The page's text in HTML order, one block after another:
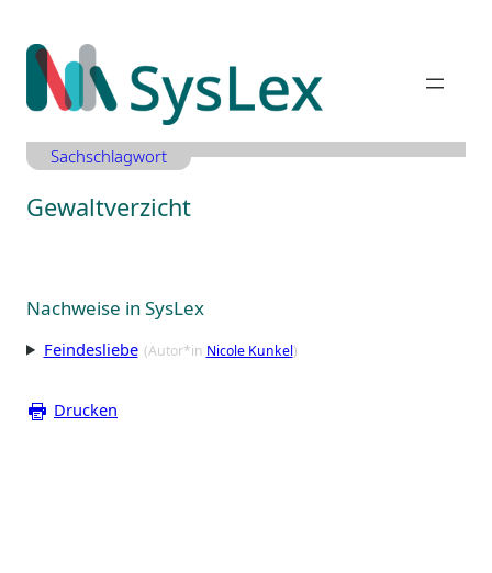
Inhalt
springen
Sachschlagwort
Gewaltverzicht
Nachweise in SysLex
Feindesliebe (Autor*in Nicole Kunkel)
Drucken